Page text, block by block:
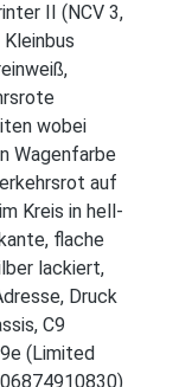
II (NCV 3,
wobei
Wagenfarbe
auf
Kreis in hell-
flache
lackiert,
Druck
C9
(Limited